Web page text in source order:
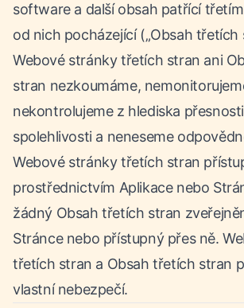
software a další obsah patřící
od nich pocházející („Obsah třetích
Webové stránky třetích stran ani
stran nezkoumáme,
nekontrolujeme z hlediska
spolehlivosti a neneseme
Webové stránky třetích stran
prostřednictvím Aplikace nebo
žádný Obsah třetích stran
Stránce nebo přístupný přes ně.
třetích stran a Obsah třetích stran
vlastní nebezpečí.